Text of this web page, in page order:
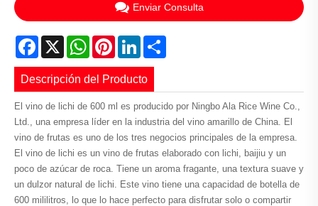
Enviar Consulta
Facebook
X WhatsApp
PinterestLinkedIn
Descripción del Producto
El vino de lichi de 600 ml es producido por Ningbo Ala Rice Wine Co.,
Ltd., una empresa líder en la industria del vino amarillo de China. El
vino de frutas es uno de los tres negocios principales de la empresa.
El vino de lichi es un vino de frutas elaborado con lichi, baijiu y un
poco de azúcar de roca. Tiene un aroma fragante, una textura suave y
un dulzor natural de lichi. Este vino tiene una capacidad de botella de
600 mililitros, lo que lo hace perfecto para disfrutar solo o compartir